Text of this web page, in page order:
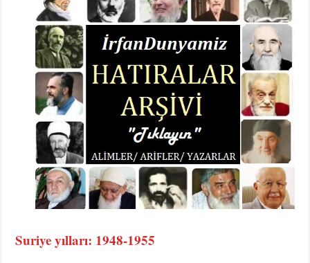
Suriye yılları: 1948-1955